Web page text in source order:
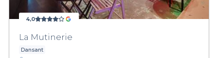
4,0
La Mutinerie
Dansant